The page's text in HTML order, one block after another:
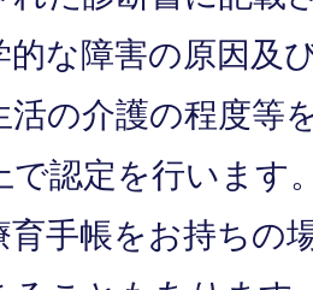
的な障害の原因及
活の介護の程度等
で認定を行います
育手帳をお持ちの